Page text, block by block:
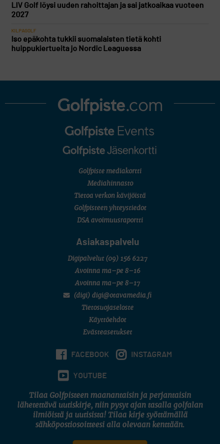
LIV Golf löysi uuden rahoittajan ja sai jatkoaikaa vuoteen
2027
KILPAGOLF
Iso epäkohta tukkii suomalaisten tietä kohti
huippukiertueita jo Nordic Leaguessa
Golfpiste mediakortti
Mediahinnasto
Tietoa verkon kävijöistä
Golfpisteen yhteystiedot
DSA avoimuusraportti
Asiakaspalvelu
Digipalvelut (09) 156 6227
Avoinna ma–pe 8–16
Avoinna ma–pe 8–17
(digi) digi@otavamedia.fi
Tietosuojaseloste
Käyttöehdot
Evästeasetukset
FACEBOOK INSTAGRAM
YOUTUBE
Tilaa Golfpisteen maanantaisin ja perjantaisin
lähetettävä uutiskirje, niin pysyt ajan tasalla golfalan
ilmiöistä ja uutisista! Tilaa kirje syöttämällä
sähköpostiosoitteesi alla olevaan kenttään.